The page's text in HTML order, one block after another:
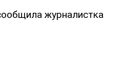
журналистка